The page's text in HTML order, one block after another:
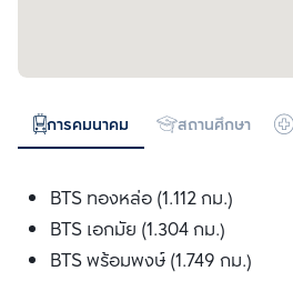
การคมนาคม สถานศึกษา
BTS ทองหล่อ (1.112 กม.)
BTS เอกมัย (1.304 กม.)
BTS พร้อมพงษ์ (1.749 กม.)